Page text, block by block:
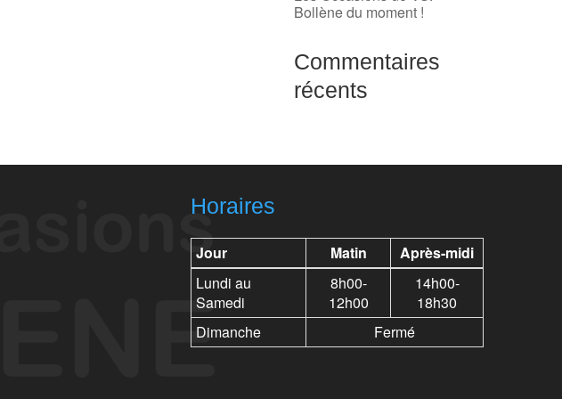
Bollène du moment !
Commentaires
récents
Horaires
Jour Matin
Après-midi
Lundi au
Samedi
8h00-
12h00
14h00-
18h30
Dimanche
Fermé